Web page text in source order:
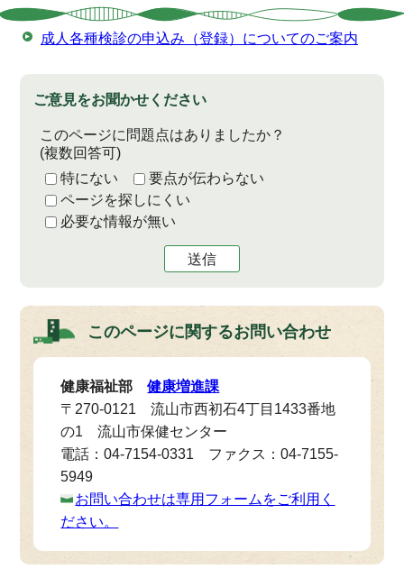
成人各種検診の申込み（登録）についてのご案内
ご意見をお聞かせください
このページに問題点はありましたか？
(複数回答可)
特にない
要点が伝わらない
ページを探しにくい
必要な情報が無い
送信
このページに関するお問い合わせ
健康福祉部健康増進課
〒270-0121 流山市西初石4丁目1433番地
の1 流山市保健センター
電話：04-7154-0331 ファクス：04-7155-
5949
お問い合わせは専用フォームをご利用く
ださい。